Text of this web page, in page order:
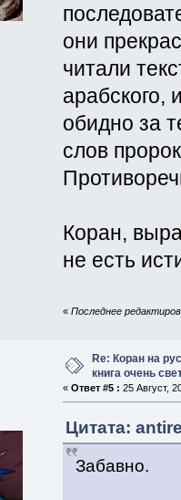
они
читали
арабского,
обидно за
слов
Коран,
не есть
« Последнее
Re: Коран на
книга очень
« Ответ #5 : 25 Август,
Цитата:
Забавно.